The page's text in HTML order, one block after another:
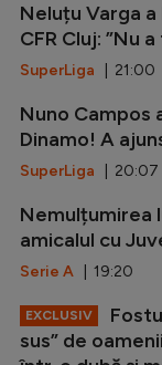
Neluțu Varga
CFR Cluj: ”Nu
SuperLiga | 21:00
Nuno Campos
Dinamo! A
SuperLiga | 20:07
Nemulțumirea
amicalul cu
Serie A | 19:20
EXCLUSIV
sus” de